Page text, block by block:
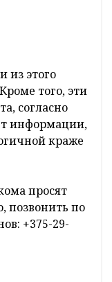
из этого
того, эти
согласно
информации,
краже
просят
позвонить по
+375-29-